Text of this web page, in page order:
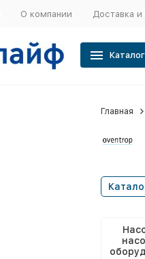
О компании Доставка и
Главная